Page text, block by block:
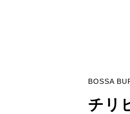
BOSSA
チリ